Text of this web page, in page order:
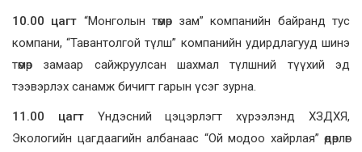
10.00 цагт “Монголын төмөр зам” компанийн байранд тус
компани, “Тавантолгой түлш” компанийн удирдлагууд шинэ
төмөр замаар сайжруулсан шахмал түлшний түүхий эд
тээвэрлэх санамж бичигт гарын үсэг зурна.
11.00 цагтҮндэсний цэцэрлэгт хүрээлэнд ХЗДХЯ,
Экологийн цагдаагийн албанаас “Ой модоо хайрлая” өдөрлөг